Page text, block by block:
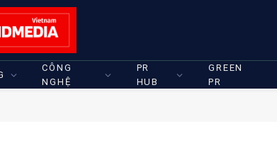
CÔNG
NGHỆ
PR
HUB
GREEN
PR